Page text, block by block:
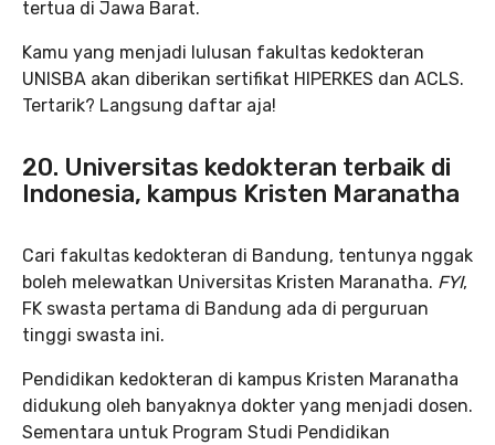
tertua di Jawa Barat.
Kamu yang menjadi lulusan fakultas kedokteran
UNISBA akan diberikan sertifikat HIPERKES dan ACLS.
Tertarik? Langsung daftar aja!
20. Universitas kedokteran terbaik di
Indonesia, kampus Kristen Maranatha
Cari fakultas kedokteran di Bandung, tentunya nggak
boleh melewatkan Universitas Kristen Maranatha. FYI,
FK swasta pertama di Bandung ada di perguruan
tinggi swasta ini.
Pendidikan kedokteran di kampus Kristen Maranatha
didukung oleh banyaknya dokter yang menjadi dosen.
Sementara untuk Program Studi Pendidikan